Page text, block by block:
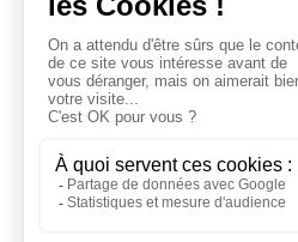
L'EXPERTISE
Depuis 1976, nous
Franceen pompes de
chauffage, suppression,
Nous assurons
dépannage
, tout en